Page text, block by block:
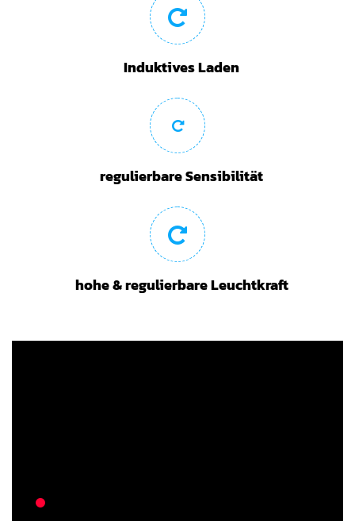
Induktives Laden
regulierbare Sensibilität
hohe & regulierbare Leuchtkraft